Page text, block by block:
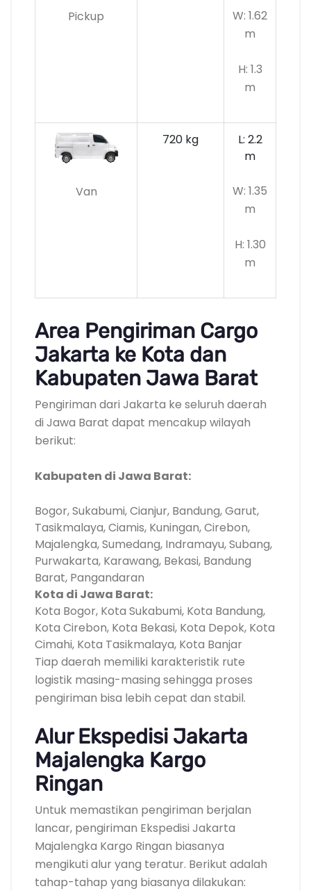
Pickup
W: 1.62
m
H: 1.3
m
Van
720 kg
L: 2.2
m
W: 1.35
m
H: 1.30
m
Area Pengiriman Cargo
Jakarta ke Kota dan
Kabupaten Jawa Barat
Pengiriman dari Jakarta ke seluruh daerah
di Jawa Barat dapat mencakup wilayah
berikut:
Kabupaten di Jawa Barat:
Bogor, Sukabumi, Cianjur, Bandung, Garut,
Tasikmalaya, Ciamis, Kuningan, Cirebon,
Majalengka, Sumedang, Indramayu, Subang,
Purwakarta, Karawang, Bekasi, Bandung
Barat, Pangandaran
Kota di Jawa Barat:
Kota Bogor, Kota Sukabumi, Kota Bandung,
Kota Cirebon, Kota Bekasi, Kota Depok, Kota
Cimahi, Kota Tasikmalaya, Kota Banjar
Tiap daerah memiliki karakteristik rute
logistik masing-masing sehingga proses
pengiriman bisa lebih cepat dan stabil.
Alur Ekspedisi Jakarta
Majalengka Kargo
Ringan
Untuk memastikan pengiriman berjalan
lancar, pengiriman Ekspedisi Jakarta
Majalengka Kargo Ringan biasanya
mengikuti alur yang teratur. Berikut adalah
tahap-tahap yang biasanya dilakukan: